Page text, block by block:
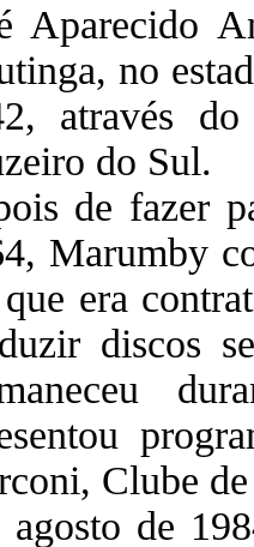
Aparecido
no
através
do Sul.
de fazer
Marumby
era
discos
Clube
agosto de